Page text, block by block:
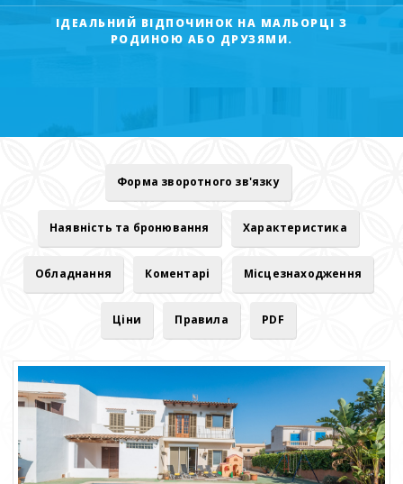
ІДЕАЛЬНИЙ ВІДПОЧИНОК НА МАЛЬОРЦІ З
РОДИНОЮ АБО ДРУЗЯМИ.
Форма зворотного зв'язку
Наявність та бронювання Характеристика
Обладнання Коментарі Місцезнаходження
Ціни Правила PDF